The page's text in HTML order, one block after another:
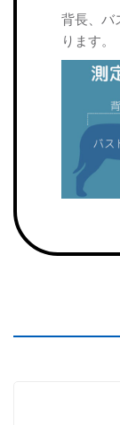
背長、バ
ります